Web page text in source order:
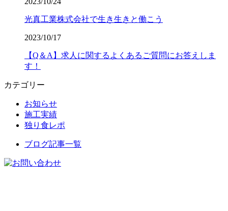
光真工業株式会社で生き生きと働こう
2023/10/17
【Q＆A】求人に関するよくあるご質問にお答えしま
す！
カテゴリー
お知らせ
施工実績
独り食レポ
ブログ記事一覧